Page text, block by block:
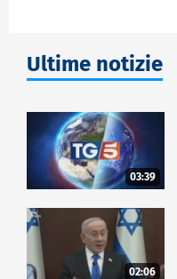
Ultime notizie
03:39
02:06